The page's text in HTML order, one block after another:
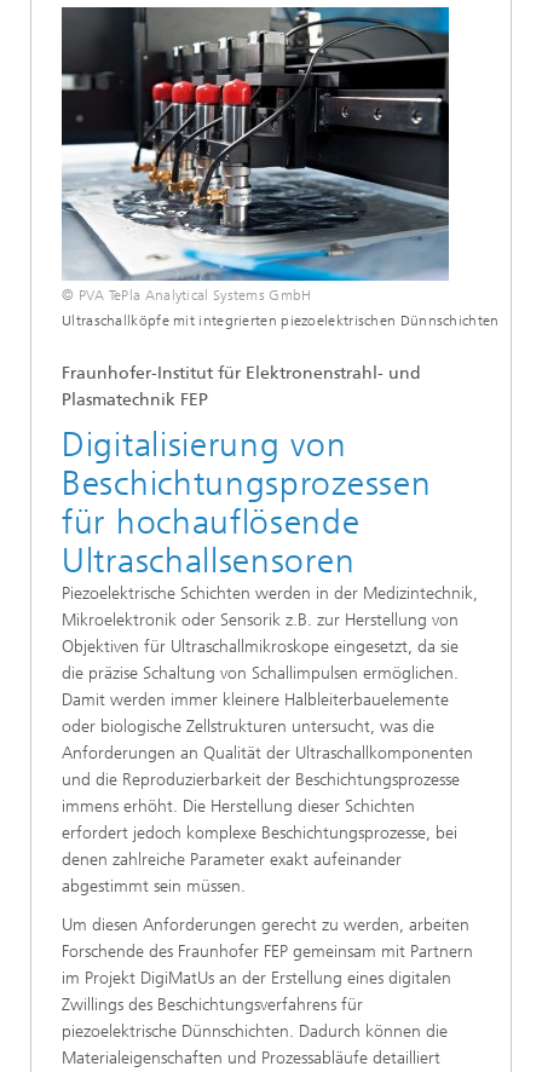
© PVA TePla Analytical Systems GmbH
Ultraschallköpfe mit integrierten piezoelektrischen Dünnschichten
Fraunhofer-Institut für Elektronenstrahl- und
Plasmatechnik FEP
Digitalisierung von
Beschichtungsprozessen
für hochauflösende
Ultraschallsensoren
Piezoelektrische Schichten werden in der Medizintechnik,
Mikroelektronik oder Sensorik z.B. zur Herstellung von
Objektiven für Ultraschallmikroskope eingesetzt, da sie
die präzise Schaltung von Schallimpulsen ermöglichen.
Damit werden immer kleinere Halbleiterbauelemente
oder biologische Zellstrukturen untersucht, was die
Anforderungen an Qualität der Ultraschallkomponenten
und die Reproduzierbarkeit der Beschichtungsprozesse
immens erhöht. Die Herstellung dieser Schichten
erfordert jedoch komplexe Beschichtungsprozesse, bei
denen zahlreiche Parameter exakt aufeinander
abgestimmt sein müssen.
Um diesen Anforderungen gerecht zu werden, arbeiten
Forschende des Fraunhofer FEP gemeinsam mit Partnern
im Projekt DigiMatUs an der Erstellung eines digitalen
Zwillings des Beschichtungsverfahrens für
piezoelektrische Dünnschichten. Dadurch können die
Materialeigenschaften und Prozessabläufe detailliert